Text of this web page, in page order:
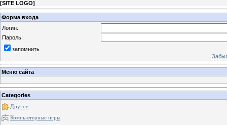
[SITE LOGO]
Форма входа
Логин:
Пароль:
запомнить
Меню сайта
Categories
Другое
Компьютерные игры